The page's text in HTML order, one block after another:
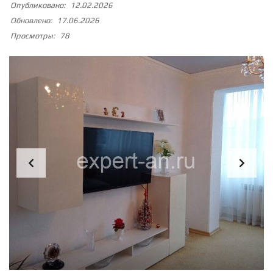
Опубликовано:
12.02.2026
Обновлено:
17.06.2026
Просмотры:
78